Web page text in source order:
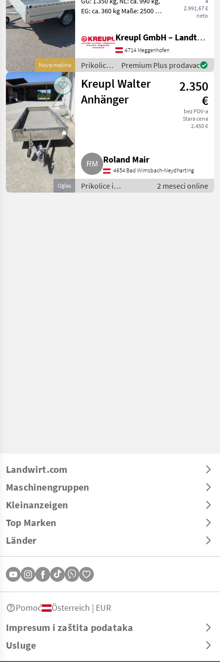
Nova mašina
Bordwände
2.991,67 €
neto
EG: ca. 360 kg Maße: 2500 x
430 mm Alu-Bordwände
350 mm Stützrad
automatik Bod
Kreupl GmbH – Landtechnik – Schlosserei – Anhänger
4714 Meggenhofen
Prikolice i
transportna
vozila /
Kreupl
Premium Plus prodavac
Oglas
Kreupl Walter
Anhänger
2.350
€
bez PDV-a
Stara cena
2.450 €
Roland Mair
4654 Bad Wimsbach-Neydharting
Prikolice i
transportna vozila /
2 meseci online
Landwirt.com
Maschinengruppen
Kleinanzeigen
Top Marken
Länder
Impresum i zaštita podataka
Usluge
Pomoć Österreich | EUR